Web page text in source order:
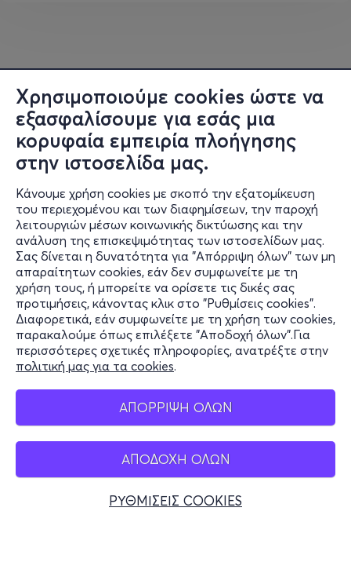
Χρησιμοποιούμε cookies ώστε να
εξασφαλίσουμε για εσάς μια
κορυφαία εμπειρία πλοήγησης
στην ιστοσελίδα μας.
Κάνουμε χρήση cookies με σκοπό την εξατομίκευση
του περιεχομένου και των διαφημίσεων, την παροχή
λειτουργιών μέσων κοινωνικής δικτύωσης και την
ανάλυση της επισκεψιμότητας των ιστοσελίδων μας.
Σας δίνεται η δυνατότητα για "Απόρριψη όλων" των μη
απαραίτητων cookies, εάν δεν συμφωνείτε με τη
χρήση τους, ή μπορείτε να ορίσετε τις δικές σας
προτιμήσεις, κάνοντας κλικ στο "Ρυθμίσεις cookies".
Διαφορετικά, εάν συμφωνείτε με τη χρήση των cookies,
παρακαλούμε όπως επιλέξετε "Αποδοχή όλων".Για
περισσότερες σχετικές πληροφορίες, ανατρέξτε στην
πολιτική μας για τα cookies.
ΑΠΟΡΡΙΨΗ ΟΛΩΝ
ΑΠΟΔΟΧΗ ΟΛΩΝ
ΡΥΘΜΙΣΕΙΣ COOKIES
Πληροφορίες
Υποστήριξη
Stay Connected
Mobile app